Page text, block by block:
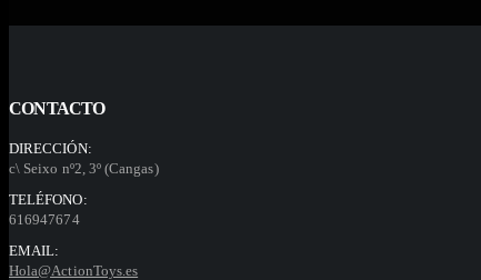
CONTACTO
DIRECCIÓN:
c\ Seixo nº2, 3º (Cangas)
TELÉFONO:
616947674
EMAIL:
Hola@ActionToys.es